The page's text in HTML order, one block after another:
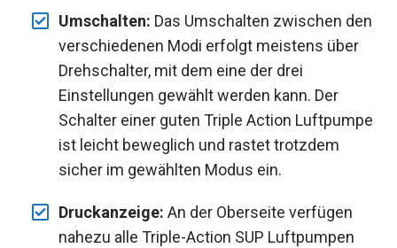
Umschalten: Das Umschalten zwischen den
verschiedenen Modi erfolgt meistens über
Drehschalter, mit dem eine der drei
Einstellungen gewählt werden kann. Der
Schalter einer guten Triple Action Luftpumpe
ist leicht beweglich und rastet trotzdem
sicher im gewählten Modus ein.
Druckanzeige: An der Oberseite verfügen
nahezu alle Triple-Action SUP Luftpumpen